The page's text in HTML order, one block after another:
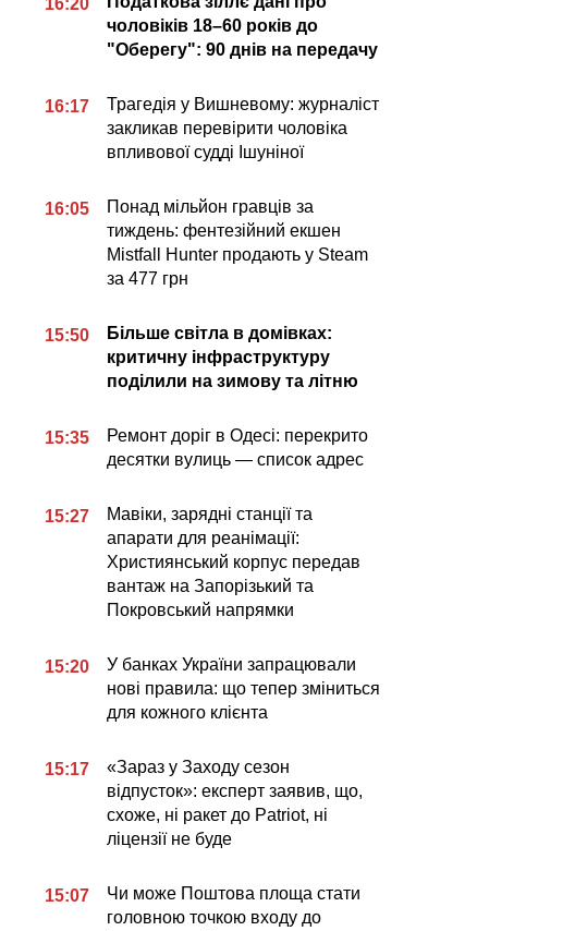
16:20
чоловіків 18–60 років до
"Оберегу": 90 днів на передачу
16:17
Трагедія у Вишневому: журналіст
закликав перевірити чоловіка
впливової судді Ішуніної
16:05
Понад мільйон гравців за
тиждень: фентезійний екшен
Mistfall Hunter продають у Steam
за 477 грн
15:50
Більше світла в домівках:
критичну інфраструктуру
поділили на зимову та літню
15:35
Ремонт доріг в Одесі: перекрито
десятки вулиць — список адрес
15:27
Мавіки, зарядні станції та
апарати для реанімації:
Християнський корпус передав
вантаж на Запорізький та
Покровський напрямки
15:20
У банках України запрацювали
нові правила: що тепер зміниться
для кожного клієнта
15:17
«Зараз у Заходу сезон
відпусток»: експерт заявив, що,
схоже, ні ракет до Patriot, ні
ліцензії не буде
15:07
Чи може Поштова площа стати
головною точкою входу до